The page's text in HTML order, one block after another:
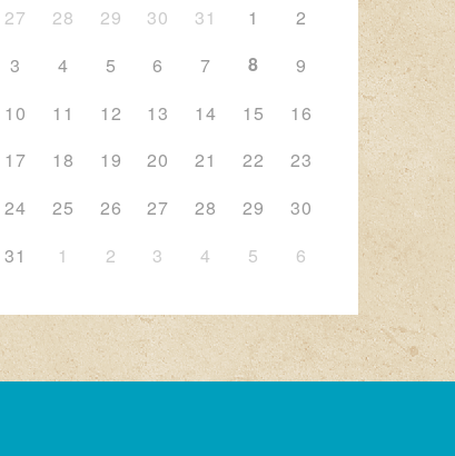
27
28 29 30 31 1
2
3
4 5 6 7 8
9
10
11 12 13 14 15
16
17
18 19 20 21 22
23
24
25 26 27 28 29
30
31
1 2 3 4 5 6